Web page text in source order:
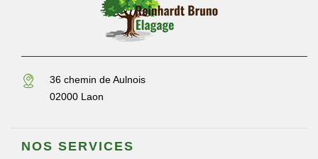
36 chemin de Aulnois
02000 Laon
NOS SERVICES